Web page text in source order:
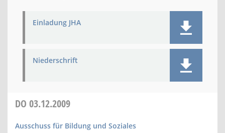
Einladung JHA
Niederschrift
DO 03.12.2009
Ausschuss für Bildung und Soziales